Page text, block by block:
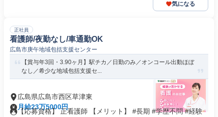
気になる
正社員
看護師/夜勤なし/車通勤OK
広島市庚午地域包括支援センター
【賞与年3回・3.90ヶ月】駅チカ／日勤のみ／オンコール出動ほぼ
なし／希少な地域包括支援セ...
広島県広島市西区草津東
月給23万5000円
【応募資格】 正看護師 【メリット】 #長期 #学歴不問 #経験